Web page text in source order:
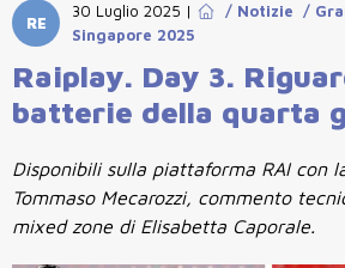
RE
30 Luglio 2025 | / Notizie /
Singapore 2025
Raiplay. Day 3.
batterie della quarta
Disponibili sulla piattaforma RAI con
Tommaso Mecarozzi, commento
mixed zone di Elisabetta Caporale.